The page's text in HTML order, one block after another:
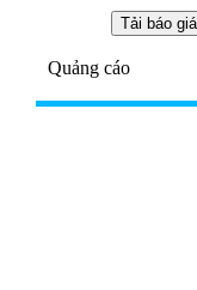
Quảng cáo